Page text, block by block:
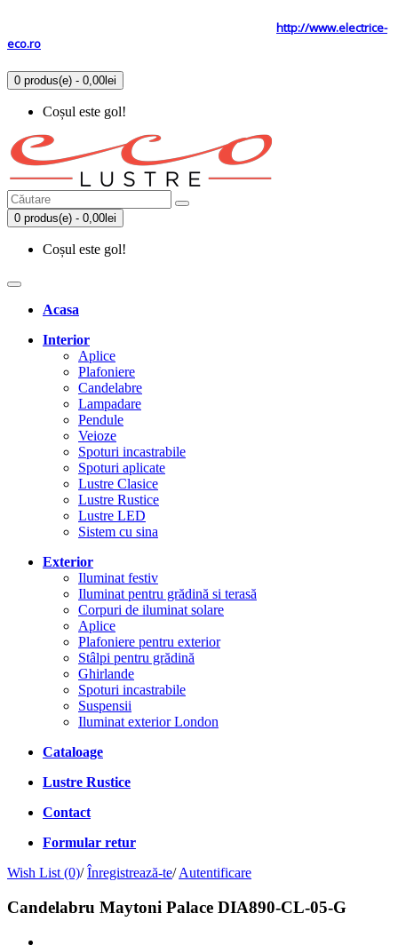
http://www.electrice-
eco.ro
0 produs(e) - 0,00lei
Coșul este gol!
0 produs(e) - 0,00lei
Coșul este gol!
Acasa
Interior
Aplice
Plafoniere
Candelabre
Lampadare
Pendule
Veioze
Spoturi incastrabile
Spoturi aplicate
Lustre Clasice
Lustre Rustice
Lustre LED
Sistem cu sina
Exterior
Iluminat festiv
Iluminat pentru grădină si terasă
Corpuri de iluminat solare
Aplice
Plafoniere pentru exterior
Stâlpi pentru grădină
Ghirlande
Spoturi incastrabile
Suspensii
Iluminat exterior London
Cataloage
Lustre Rustice
Contact
Formular retur
Wish List (0)/ Înregistrează-te/ Autentificare
Candelabru Maytoni Palace DIA890-CL-05-G